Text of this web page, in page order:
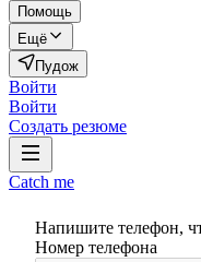
Помощь
Ещё
Пудож
Войти
Войти
Создать резюме
Catch me
Напишите телефон,
Номер телефона